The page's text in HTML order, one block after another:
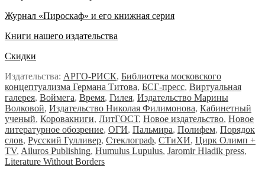
Журнал «Пироскаф» и его книжная серия
Книги нашего издательства
Скидки
Издательства: АРГО-РИСК, Библиотека московского
концептуализма Германа Титова, БСГ-пресс, Виртуальная
галерея, Воймега, Время, Гилея, Издательство Марины
Волковой, Издательство Николая Филимонова, Кабинетный
ученый, Коровакниги, ЛитГОСТ, Новое издательство, Новое
литературное обозрение, ОГИ, Пальмира, Полифем, Порядок
слов, Русский Гулливер, Стеклограф, СТиХИ, Цирк Олимп +
TV, Ailuros Publishing, Humulus Lupulus, Jaromir Hladik press,
Literature Without Borders